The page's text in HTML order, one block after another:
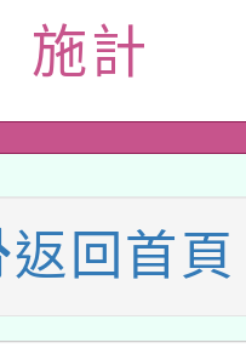
位及節水達
祈福系列
」
地景藝術
度第2次
告(無人
行動站研
年度閱讀
業研習
工智慧
講師名單
施計
返回首頁